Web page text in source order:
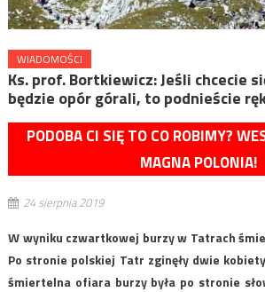
WIADOMOŚCI
Ks. prof. Bortkiewicz: Jeśli chcecie
będzie opór górali, to podnieście
PODOBA CI SIĘ TO CO ROBIMY?
MAGNA POLONIA!
24 sierpnia 2019
W wyniku czwartkowej burzy w Tatrach
Po stronie polskiej Tatr zginęły dwie
śmiertelna ofiara burzy była po stronie